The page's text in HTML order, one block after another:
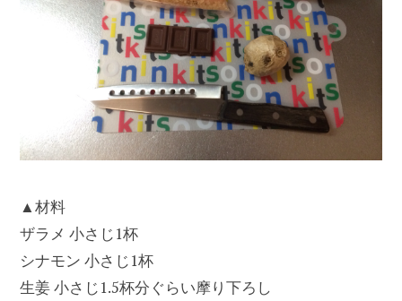
▲材料
ザラメ 小さじ1杯
シナモン 小さじ1杯
生姜 小さじ1.5杯分ぐらい摩り下ろし